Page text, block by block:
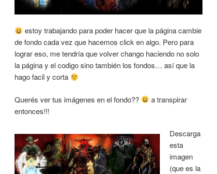
estoy trabajando para poder hacer que la página cambie
de fondo cada vez que hacemos click en algo. Pero para
lograr eso, me tendría que volver chango haciendo no solo
la página y el codigo sino también los fondos… así que la
hago facil y corta
Querés ver tus imágenes en el fondo??
a transpirar
entonces!!!
Descarga
esta
imagen
(que es la